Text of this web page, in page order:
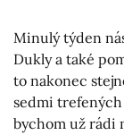
Minulý týden
Dukly a také
to nakonec
sedmi
bychom už rádi